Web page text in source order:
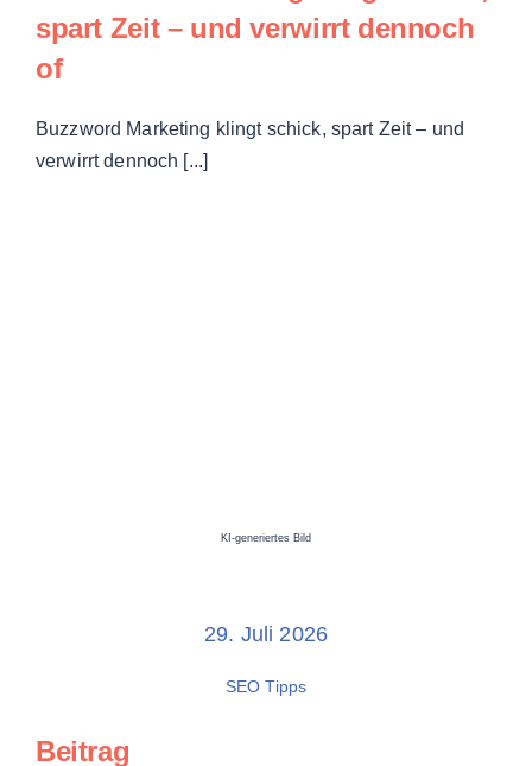
spart Zeit – und verwirrt dennoch
of
Buzzword Marketing klingt schick, spart Zeit – und
verwirrt dennoch [...]
KI-generiertes Bild
29. Juli 2026
SEO Tipps
Beitrag